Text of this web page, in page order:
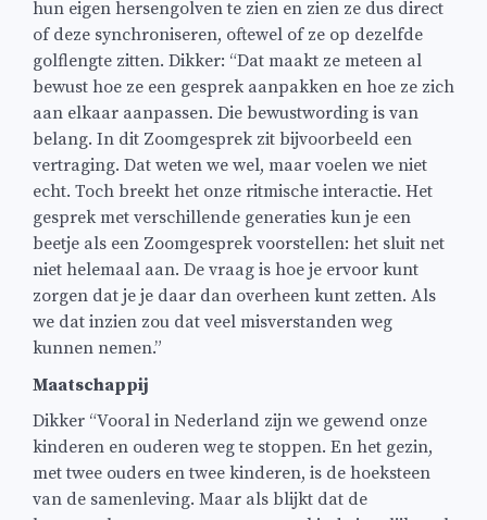
hun eigen hersengolven te zien en zien ze dus direct
of deze synchroniseren, oftewel of ze op dezelfde
golflengte zitten. Dikker: “Dat maakt ze meteen al
bewust hoe ze een gesprek aanpakken en hoe ze zich
aan elkaar aanpassen. Die bewustwording is van
belang. In dit Zoomgesprek zit bijvoorbeeld een
vertraging. Dat weten we wel, maar voelen we niet
echt. Toch breekt het onze ritmische interactie. Het
gesprek met verschillende generaties kun je een
beetje als een Zoomgesprek voorstellen: het sluit net
niet helemaal aan. De vraag is hoe je ervoor kunt
zorgen dat je je daar dan overheen kunt zetten. Als
we dat inzien zou dat veel misverstanden weg
kunnen nemen.”
Maatschappij
Dikker “Vooral in Nederland zijn we gewend onze
kinderen en ouderen weg te stoppen. En het gezin,
met twee ouders en twee kinderen, is de hoeksteen
van de samenleving. Maar als blijkt dat de